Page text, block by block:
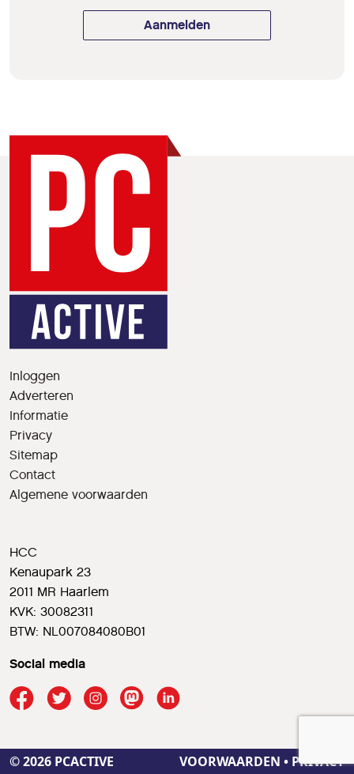
Aanmelden
Inloggen
Adverteren
Informatie
Privacy
Sitemap
Contact
Algemene voorwaarden
HCC
Kenaupark 23
2011 MR Haarlem
KVK: 30082311
BTW: NL007084080B01
Social media
© 2026 PCACTIVE VOORWAARDEN • PRIVACY